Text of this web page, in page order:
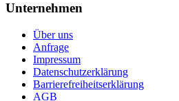
Unternehmen
Über uns
Anfrage
Impressum
Datenschutzerklärung
Barrierefreiheitserklärung
AGB